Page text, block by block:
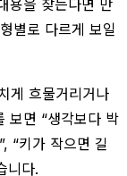
용을 찾는다면 만
별로 다르게 보일
게 흐물거리거나
보면 “생각보다 박
“키가 작으면 길
니다.